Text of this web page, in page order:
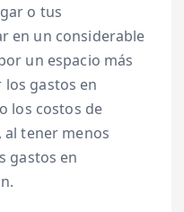
o tus
en un considerable
un espacio más
gastos en
los costos de
al tener menos
gastos en